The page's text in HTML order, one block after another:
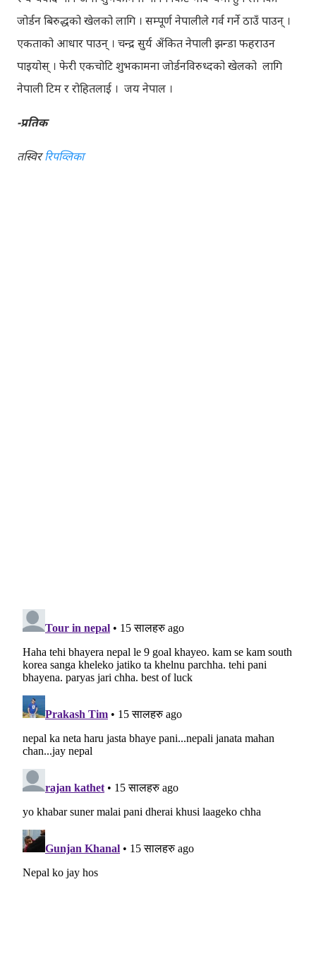
जोर्डन बिरुद्धको खेलको लागि । सम्पूर्ण नेपालीले गर्व गर्ने ठाउँ पाउन् ।
एकताको आधार पाउन् । चन्द्र सुर्य अँकित नेपाली झन्डा फहराउन
पाइयोस् । फेरी एकचोटि शुभकामना जोर्डनविरुध्दको खेलको लागि
नेपाली टिम र रोहितलाई । जय नेपाल ।
-प्रतिक
तस्विररिपव्लिका